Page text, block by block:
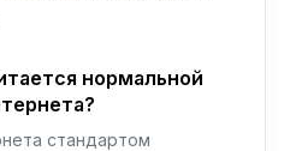
нормальной
стандартом